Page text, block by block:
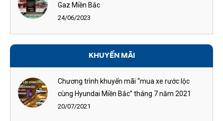
Gaz Miền Bắc
24/06/2023
KHUYẾN MÃI
Chương trình khuyến mãi “mua xe rước lộc
cùng Hyundai Miền Bắc” tháng 7 năm 2021
20/07/2021